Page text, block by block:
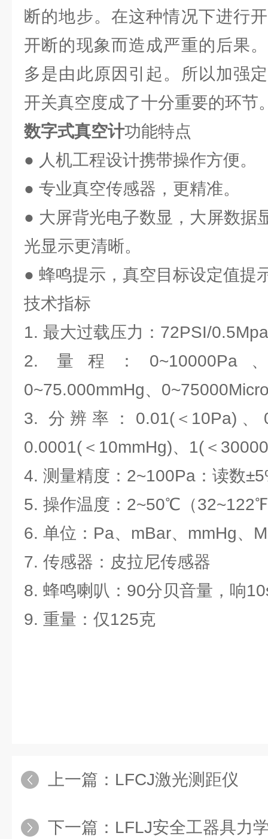
断的地步。在这种情况下进行
开断的现象而造成严重的后果
多是由此原因引起。所以加强
开关真空度成了十分重要的环节
数字式真空计功能特点
● 人机工程设计携带操作方便。
● 专业真空传感器，更精准。
● 大屏背光电子数显，大屏数据
光显示更清晰。
● 蜂鸣提示，真空目标设定值提
技术指标
1. 最大过载压力：72PSI/0.5Mpa
2. 量程：0~10000Pa、
0~75.000mmHg、
3. 分辨率：0.01(＜10Pa)、
0.0001(＜10mmHg)、1(＜
4. 测量精度：2~100Pa：读数
5. 操作温度：2~50℃（
6. 单位：Pa、mBar、mmHg、
7. 传感器：皮拉尼传感器
8. 蜂鸣喇叭：90分贝音量，响
9. 重量：仅125克
上一篇： LFCJ激光测距仪
下一篇： LFLJ安全工器具力